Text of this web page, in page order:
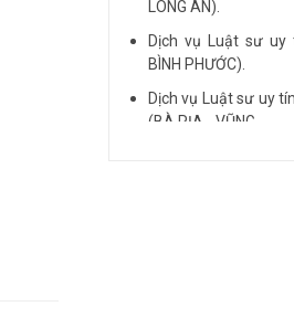
LONG AN).
Dịch vụ Luật sư uy
BÌNH PHƯỚC).
Dịch vụ Luật sư uy
(BÀ RỊA - VŨNG...